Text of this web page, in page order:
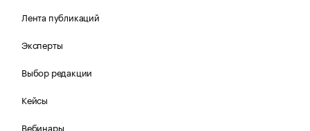
Лента публикаций
Эксперты
Выбор редакции
Кейсы
Вебинары